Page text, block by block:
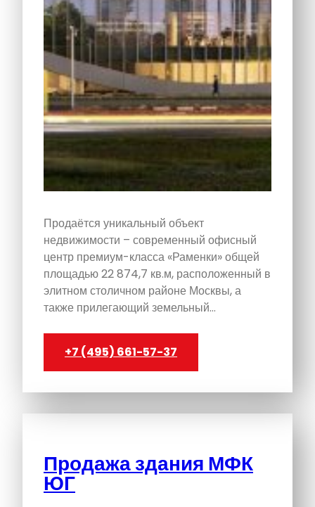
Продаётся уникальный объект
недвижимости – современный офисный
центр премиум-класса «Раменки» общей
площадью 22 874,7 кв.м, расположенный в
элитном столичном районе Москвы, а
также прилегающий земельный…
+7 (495) 661-57-37
Продажа здания МФК
ЮГ